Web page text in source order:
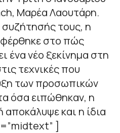
Μαρέα Λαουτάρη.
συζήτησής τους, η
στο πώς
ένα νέο ξεκίνημα στη
τεχνικές που
των προσωπικών
όσα ειπώθηκαν, η
και η ίδια
]